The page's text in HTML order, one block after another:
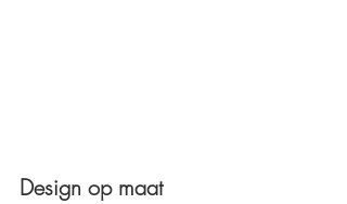
Design op maat